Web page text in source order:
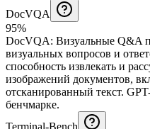
DocVQA
95%
DocVQA: Визуальные Q&A
визуальных вопросов и
способность извлекать и
изображений документов,
отсканированный текст.
бенчмарке.
Terminal-Bench